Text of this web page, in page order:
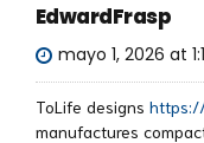
EdwardFrasp
mayo 1, 2026 at
ToLife designs
manufactures